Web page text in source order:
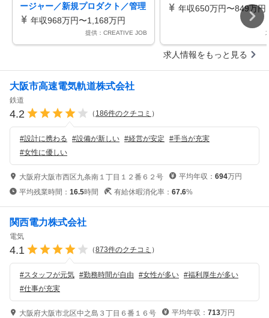
ージャー／新規プロダクト／管理
職（大阪）
年収968万円〜1,168万円
提供：CREATIVE JOB
年収650万円〜849万円
求人情報をもっと見る
大阪市高速電気軌道株式会社
鉄道
4.2 （ 186件のクチコミ ）
#設計に携わる #設備が新しい #経営が安定 #手当が充実
#女性に優しい
大阪府大阪市西区九条南１丁目１２番６２号 平均年収： 694万円
平均残業時間： 16.5時間 有給休暇消化率： 67.6%
関西電力株式会社
電気
4.1 （873件のクチコミ ）
#スタッフが元気 #勤務時間が自由 #女性が多い #福利厚生が多い
#仕事が充実
大阪府大阪市北区中之島３丁目６番１６号 平均年収： 713万円